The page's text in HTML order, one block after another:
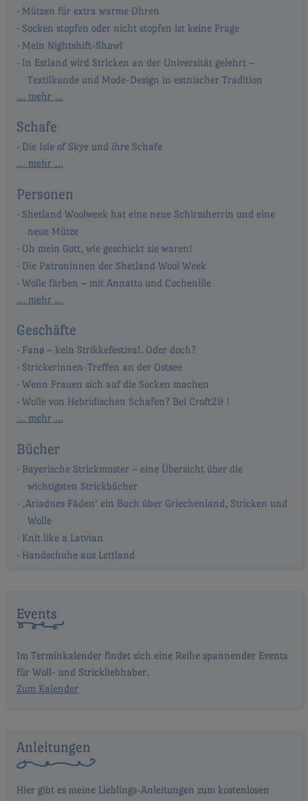
Mützen für extra warme Ohren
Socken stopfen oder nicht stopfen ist keine Frage
Mein Nightshift-Shawl
In Estland wird Stricken an der Universität gelehrt –
Textilkunde und Mode-Design in estnischer Tradition
… mehr …
Schafe
Die Isle of Skye und ihre Schafe
… mehr …
Personen
Shetland Woolweek hat eine neue Schirmherrin und eine
neue Mütze
Oh mein Gott, wie geschickt sie waren!
Die Patroninnen der Shetland Wool Week
Wolle färben – mit Annatto und Cochenille
… mehr …
Geschäfte
Fanø – kein Strikkefestival. Oder doch?
Strickerinnen-Treffen an der Ostsee
Wenn Frauen sich auf die Socken machen
Wolle von Hebridischen Schafen? Bei Croft29 !
… mehr …
Bücher
Bayerische Strickmuster – eine Übersicht über die
wichtigsten Strickbücher
‚Ariadnes Fäden‘ ein Buch über Griechenland, Stricken und
Wolle
Knit like a Latvian
Handschuhe aus Lettland
Events
Im Terminkalender findet sich eine Reihe spannender Events
für Woll- und Strickliebhaber.
Zum Kalender
Anleitungen